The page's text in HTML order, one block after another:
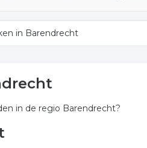
in Barendrecht
in de regio Barendrecht?